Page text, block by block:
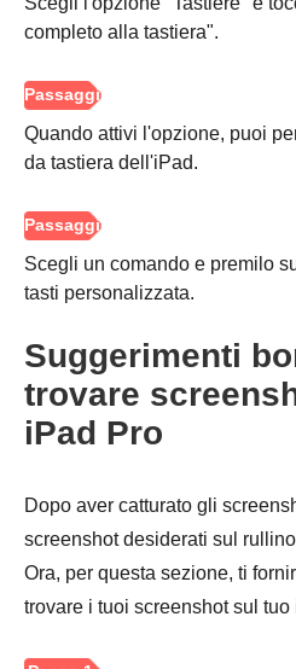
completo alla tastiera".
Quando attivi l'opzione, puoi
da tastiera dell'iPad.
Scegli un comando e premilo
tasti personalizzata.
Suggerimenti
trovare
iPad Pro
Dopo aver catturato gli
screenshot desiderati sul
Ora, per questa sezione, ti
trovare i tuoi screenshot sul tuo